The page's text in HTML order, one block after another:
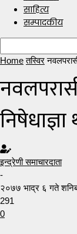
साहित्य
सम्पादकीय
Home तस्विर
इन्द्रेणी समाचारदाता
-
२०७७ भाद्र ६ गते
291
0